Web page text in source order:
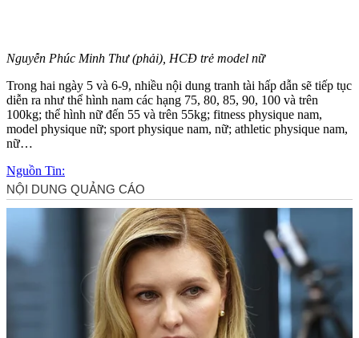
Nguyễn Phúc Minh Thư (phải), HCĐ trẻ model nữ
Trong hai ngày 5 và 6-9, nhiều nội dung tranh tài hấp dẫn sẽ tiếp tục
diễn ra như thể hình nam các hạng 75, 80, 85, 90, 100 và trên
100kg; thể hình nữ đến 55 và trên 55kg; fitness physique nam,
model physique nữ; sport physique nam, nữ; athletic physique nam,
nữ…
Nguồn Tin: